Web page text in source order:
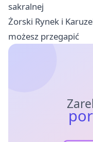
sakralnej
Żorski Rynek i
możesz przegapić